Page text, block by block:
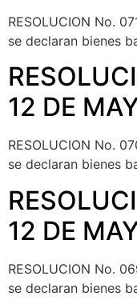
RESOLUCION No.
se declaran bienes
12 DE
RESOLUCION No.
se declaran bienes
12 DE
RESOLUCION No.
se declaran bienes